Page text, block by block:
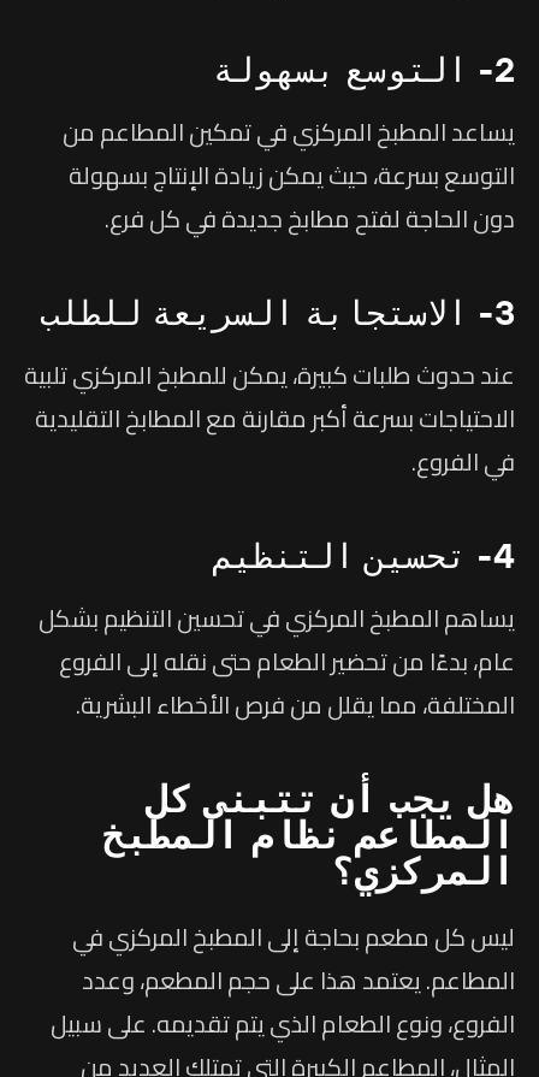
2- التوسع بسهولة
يساعد المطبخ المركزي في تمكين المطاعم من
التوسع بسرعة، حيث يمكن زيادة الإنتاج بسهولة
دون الحاجة لفتح مطابخ جديدة في كل فرع.
3- الاستجابة السريعة للطلب
عند حدوث طلبات كبيرة، يمكن للمطبخ المركزي تلبية
الاحتياجات بسرعة أكبر مقارنة مع المطابخ التقليدية
في الفروع.
4- تحسين التنظيم
يساهم المطبخ المركزي في تحسين التنظيم بشكل
عام، بدءًا من تحضير الطعام حتى نقله إلى الفروع
المختلفة، مما يقلل من فرص الأخطاء البشرية.
هل يجب أن تتبنى كل
المطاعم نظام المطبخ
المركزي؟
ليس كل مطعم بحاجة إلى المطبخ المركزي في
المطاعم. يعتمد هذا على حجم المطعم، وعدد
الفروع، ونوع الطعام الذي يتم تقديمه. على سبيل
المثال، المطاعم الكبيرة التي تمتلك العديد من